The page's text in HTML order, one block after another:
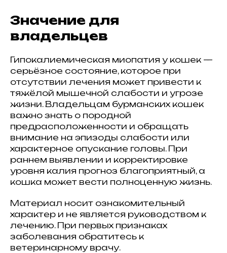
Значение для
владельцев
Гипокалиемическая миопатия у кошек —
серьёзное состояние, которое при
отсутствии лечения может привести к
тяжёлой мышечной слабости и угрозе
жизни. Владельцам бурманских кошек
важно знать о породной
предрасположенности и обращать
внимание на эпизоды слабости или
характерное опускание головы. При
раннем выявлении и корректировке
уровня калия прогноз благоприятный, а
кошка может вести полноценную жизнь.
Материал носит ознакомительный
характер и не является руководством к
лечению. При первых признаках
заболевания обратитесь к
ветеринарному врачу.